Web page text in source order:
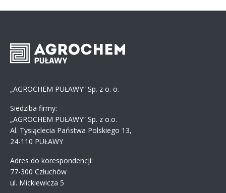
„AGROCHEM PUŁAWY” Sp. z o. o.
Siedziba firmy:
„AGROCHEM PUŁAWY” Sp. z o.o.
Al. Tysiąclecia Państwa Polskiego 13,
24-110 PUŁAWY
Adres do korespondencji:
77-300 Człuchów
ul. Mickiewicza 5